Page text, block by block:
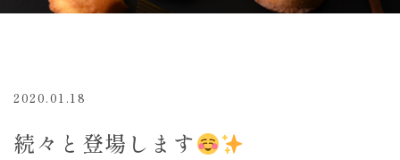
2020.01.18
続々と登場します